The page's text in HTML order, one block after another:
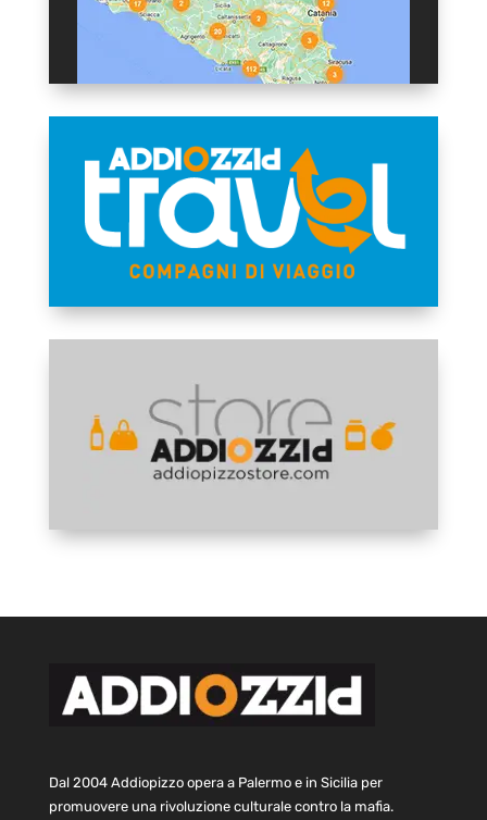
Dal 2004 Addiopizzo opera a Palermo e in Sicilia per
promuovere una rivoluzione culturale contro la mafia.